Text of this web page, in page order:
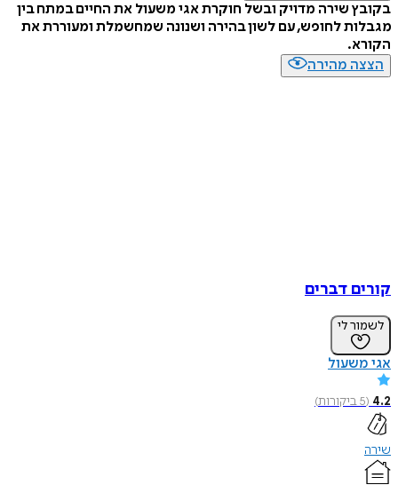
בקובץ שירה מדויק ובשל חוקרת אגי משעול את החיים במתח בין
מגבלות לחופש, עם לשון בהירה ושנונה שמחשמלת ומעוררת את
הקורא.
הצצה מהירה
קורים דברים
לשמור לי
אגי משעול
4.2
(
5ביקורות)
שירה